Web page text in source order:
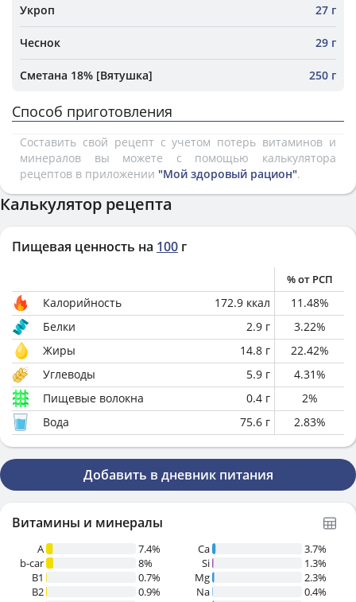
Укроп 27 г
Чеснок 29 г
Сметана 18% [Вятушка] 250 г
Способ приготовления
Составить свой рецепт с учетом потерь витаминов и
минералов вы можете с помощью калькулятора
рецептов в приложении "Мой здоровый рацион".
Калькулятор рецепта
Пищевая ценность на 100 г
% от РСП
Калорийность 172.9 ккал 11.48%
Белки
2.9 г 3.22%
Жиры
14.8 г 22.42%
Углеводы
5.9 г 4.31%
Пищевые волокна
0.4 г 2%
Вода
75.6 г 2.83%
Добавить в дневник питания
Витамины и минералы
A
7.4%
b-car
8%
В1
0.7%
B2
0.9%
Ca
3.7%
Si
1.3%
Mg
2.3%
Na
0.4%